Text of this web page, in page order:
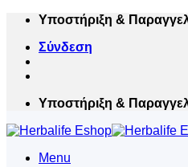
Μετάβαση
περιεχόμενο
Υποστήριξη &
Σύνδεση
Υποστήριξη &
Menu